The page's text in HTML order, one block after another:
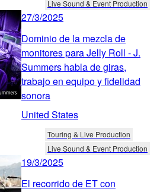
Live Sound & Event Production
27/3/2025
Dominio de la mezcla de
monitores para Jelly Roll - J.
Summers habla de giras,
trabajo en equipo y fidelidad
sonora
United States
Touring & Live Production
Live Sound & Event Production
19/3/2025
El recorrido de ET con